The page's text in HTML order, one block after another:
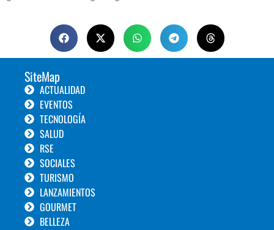
SiteMap
ACTUALIDAD
EVENTOS
TECNOLOGÍA
SALUD
RSE
SOCIALES
TURISMO
LANZAMIENTOS
GOURMET
BELLEZA